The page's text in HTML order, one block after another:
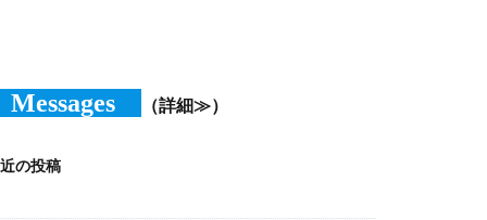
（詳細≫）
の投稿